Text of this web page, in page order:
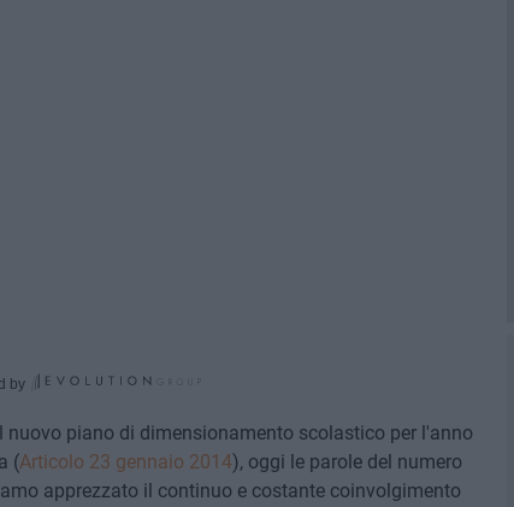
by
nuovo piano di dimensionamento scolastico per l'anno
(Articolo 23 gennaio 2014), oggi le parole del numero
apprezzato il continuo e costante coinvolgimento